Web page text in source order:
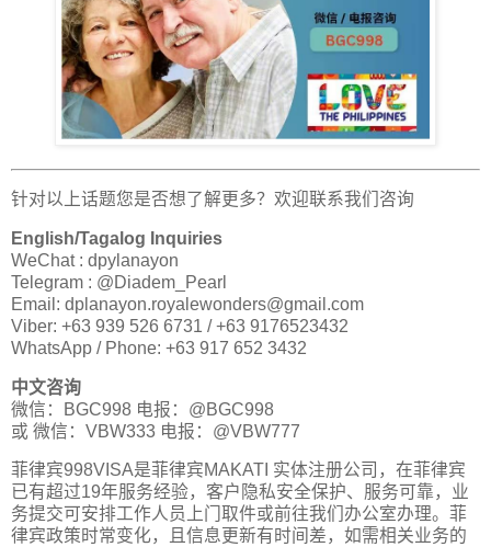
针对以上话题您是否想了解更多？欢迎联系我们咨询
English/Tagalog Inquiries
WeChat : dpylanayon
Telegram : @Diadem_Pearl
Email: dplanayon.royalewonders@gmail.com
Viber: +63 939 526 6731 / +63 9176523432
WhatsApp / Phone: +63 917 652 3432
中文咨询
微信：BGC998 电报：@BGC998
或 微信：VBW333 电报：@VBW777
菲律宾998VISA是菲律宾MAKATI 实体注册公司，在菲律宾
已有超过19年服务经验，客户隐私安全保护、服务可靠，业
务提交可安排工作人员上门取件或前往我们办公室办理。菲
律宾政策时常变化，且信息更新有时间差，如需相关业务的